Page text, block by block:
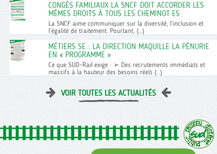
CONGÉS FAMILIAUX LA SNCF DOIT ACCORDER LES
MÊMES DROITS À TOUS LES CHEMINOT·ES
La SNCF aime communiquer sur la diversité, l’inclusion et
l’égalité de traitement. Pourtant, (…)
MÉTIERS SE : LA DIRECTION MAQUILLE LA PÉNURIE
EN « PROGRAMME »
Ce que SUD-Rail exige : ➢ Des recrutements immédiats et
massifs à la hauteur des besoins réels (…)
VOIR TOUTES LES ACTUALITÉS